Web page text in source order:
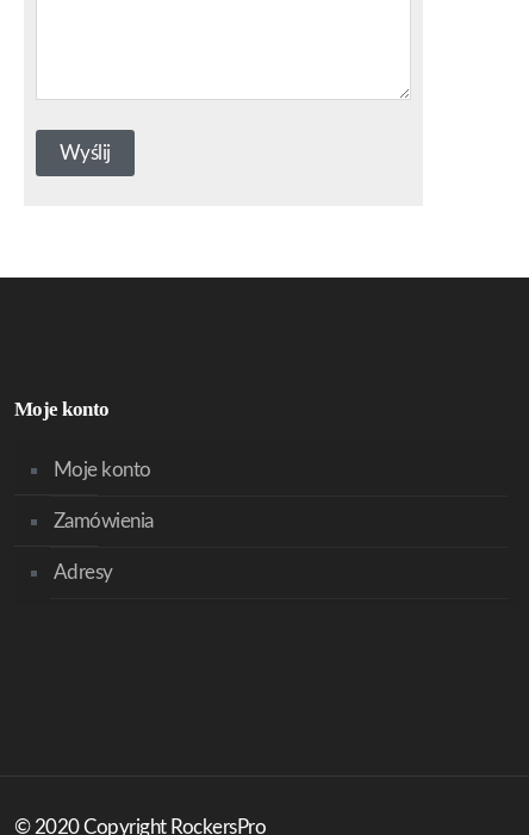
Moje konto
Moje konto
Zamówienia
Adresy
© 2020 Copyright RockersPro